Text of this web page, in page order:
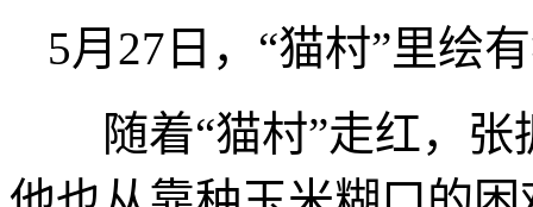
5月27日，“猫村”里绘
随着“猫村”走红，张